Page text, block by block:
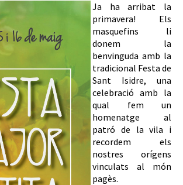
Ja ha arribat la
primavera! Els
masquefins li
donem la
benvinguda amb la
tradicional Festa de
Sant Isidre, una
celebració amb la
qual fem un
homenatge al
patró de la vila i
recordem els
nostres orígens
vinculats al món
pagès.